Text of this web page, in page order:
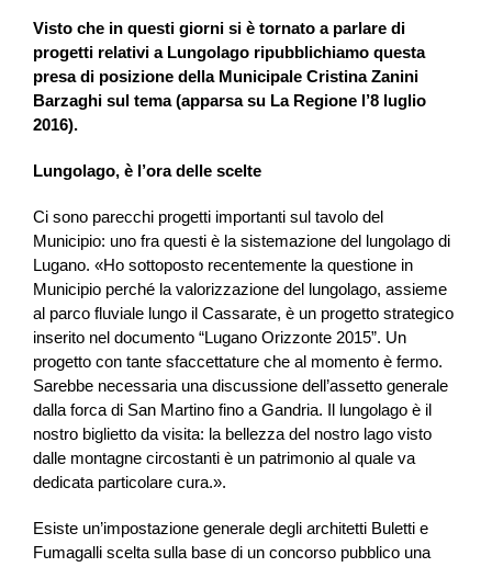
Visto che in questi giorni si è tornato a parlare di
progetti relativi a Lungolago ripubblichiamo questa
presa di posizione della Municipale Cristina Zanini
Barzaghi sul tema (apparsa su La Regione l’8 luglio
2016).
Lungolago, è l’ora delle scelte
Ci sono parecchi progetti importanti sul tavolo del
Municipio: uno fra questi è la sistemazione del lungolago di
Lugano. «Ho sottoposto recentemente la questione in
Municipio perché la valorizzazione del lungolago, assieme
al parco fluviale lungo il Cassarate, è un progetto strategico
inserito nel documento “Lugano Orizzonte 2015”. Un
progetto con tante sfaccettature che al momento è fermo.
Sarebbe necessaria una discussione dell’assetto generale
dalla forca di San Martino fino a Gandria. Il lungolago è il
nostro biglietto da visita: la bellezza del nostro lago visto
dalle montagne circostanti è un patrimonio al quale va
dedicata particolare cura.».
Esiste un’impostazione generale degli architetti Buletti e
Fumagalli scelta sulla base di un concorso pubblico una